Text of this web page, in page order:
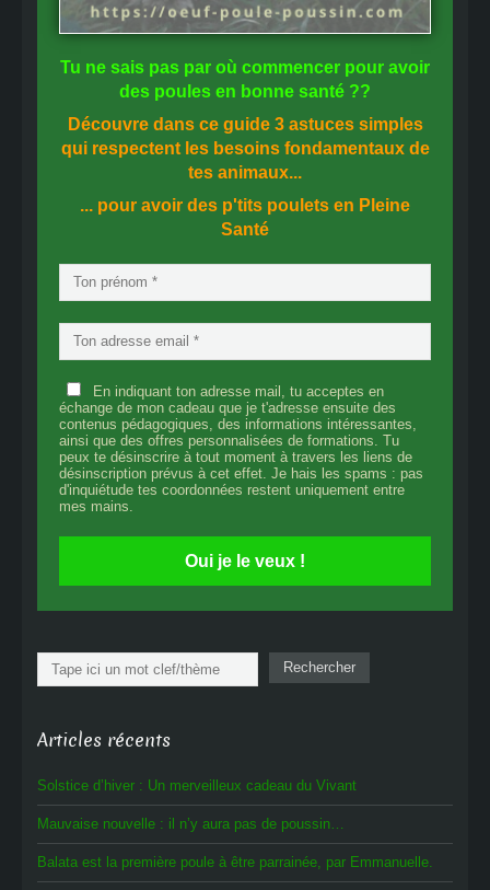
Tu ne sais pas par où commencer pour avoir
des poules en bonne santé ??
Découvre dans ce guide 3 astuces simples
qui respectent les besoins fondamentaux de
tes animaux...
... pour avoir des p'tits poulets en Pleine
Santé
En indiquant ton adresse mail, tu acceptes en
échange de mon cadeau que je t'adresse ensuite des
contenus pédagogiques, des informations intéressantes,
ainsi que des offres personnalisées de formations. Tu
peux te désinscrire à tout moment à travers les liens de
désinscription prévus à cet effet. Je hais les spams : pas
d'inquiétude tes coordonnées restent uniquement entre
mes mains.
Oui je le veux !
Rechercher Rechercher
Articles récents
Solstice d’hiver : Un merveilleux cadeau du Vivant
Mauvaise nouvelle : il n’y aura pas de poussin…
Balata est la première poule à être parrainée, par Emmanuelle.